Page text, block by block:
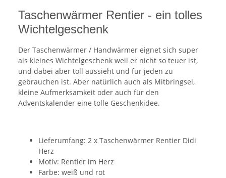
Taschenwärmer Rentier - ein tolles
Wichtelgeschenk
Der Taschenwärmer / Handwärmer eignet sich super
als kleines Wichtelgeschenk weil er nicht so teuer ist,
und dabei aber toll aussieht und für jeden zu
gebrauchen ist. Aber natürlich auch als Mitbringsel,
kleine Aufmerksamkeit oder auch für den
Adventskalender eine tolle Geschenkidee.
Lieferumfang: 2 x Taschenwärmer Rentier Didi
Herz
Motiv: Rentier im Herz
Farbe: weiß und rot